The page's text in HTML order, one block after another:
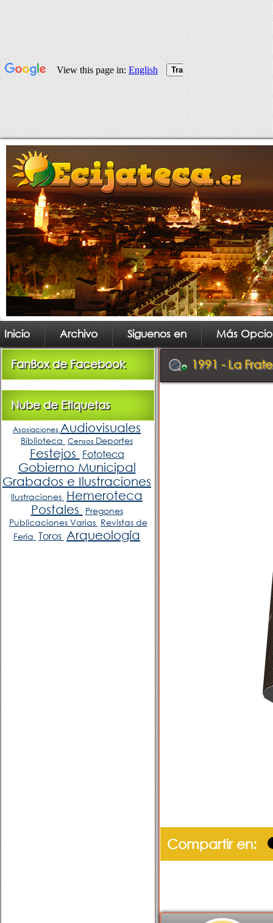
Inicio Archivo Siguenos en Más
FanBox de Facebook
Nube de Etiquetas
Asosiaciones Audiovisuales
Biblioteca Censos Deportes
Festejos Fototeca
Gobierno Municipal
Grabados e Ilustraciones
Ilustraciones Hemeroteca
Postales
Pregones
Publicaciones Varias Revistas de
Feria Toros Arqueología
1991 - La
Compartir en: